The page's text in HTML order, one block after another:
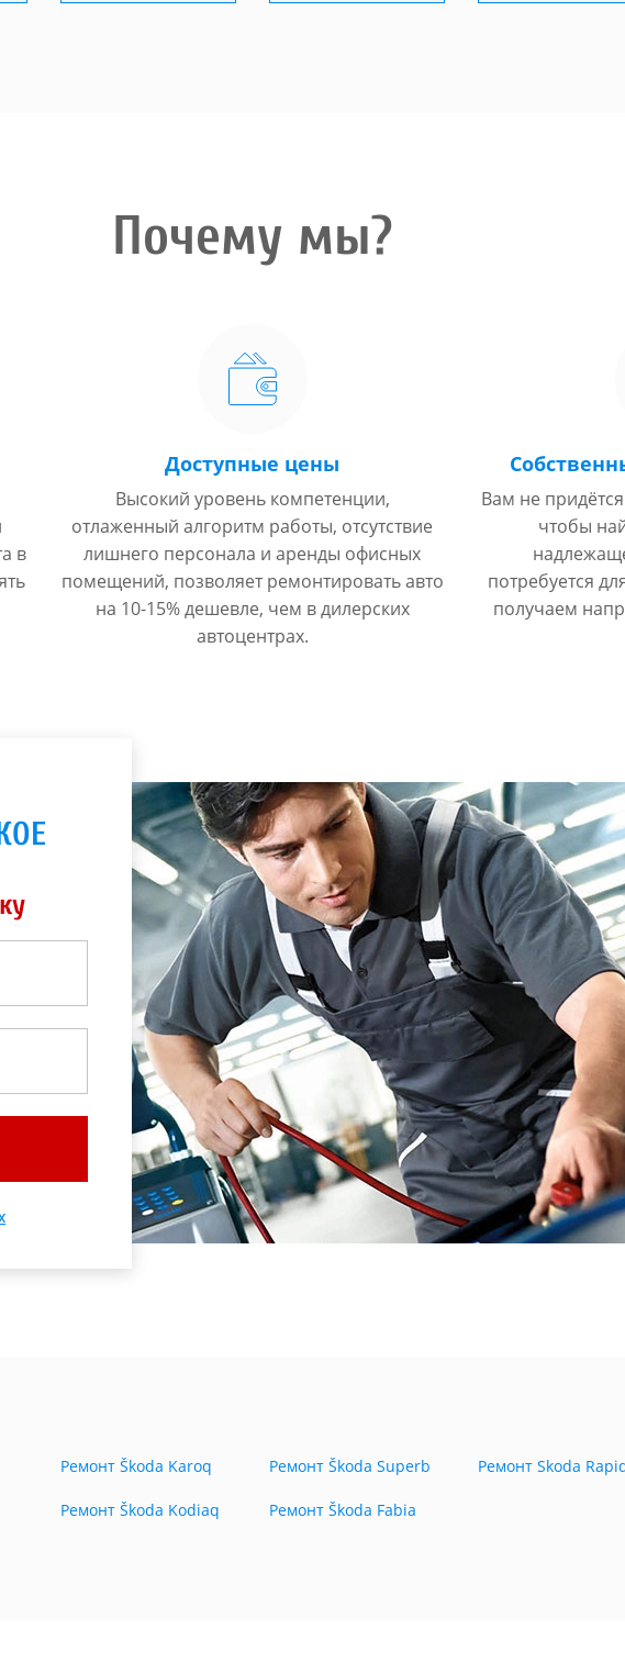
Почему мы?
в
Доступные цены
Высокий уровень компетенции,
отлаженный алгоритм работы, отсутствие
лишнего персонала и аренды офисных
помещений, позволяет ремонтировать авто
на 10-15% дешевле, чем в дилерских
автоцентрах.
Вам не
чтобы
потребуется
получаем
Ремонт Škoda Karoq
Ремонт Škoda Kodiaq
Ремонт Škoda Superb
Ремонт Škoda Fabia
Ремонт Skoda